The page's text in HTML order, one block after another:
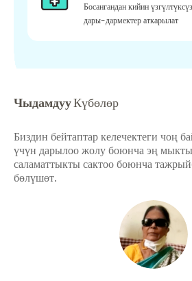
Босангандан кийин
дары-дармектер аткарылат
ЧыдамдууКүбөлөр
Биздин бейтаптар келечектеги чоң
үчүн дарылоо жолу боюнча эң мыкты
саламаттыкты сактоо боюнча
бөлүшөт.